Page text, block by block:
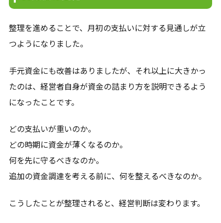
整理を進めることで、月初の支払いに対する見通しが立
つようになりました。
手元資金にも改善はありましたが、それ以上に大きかっ
たのは、経営者自身が資金の詰まり方を説明できるよう
になったことです。
どの支払いが重いのか。
どの時期に資金が薄くなるのか。
何を先に守るべきなのか。
追加の資金調達を考える前に、何を整えるべきなのか。
こうしたことが整理されると、経営判断は変わります。